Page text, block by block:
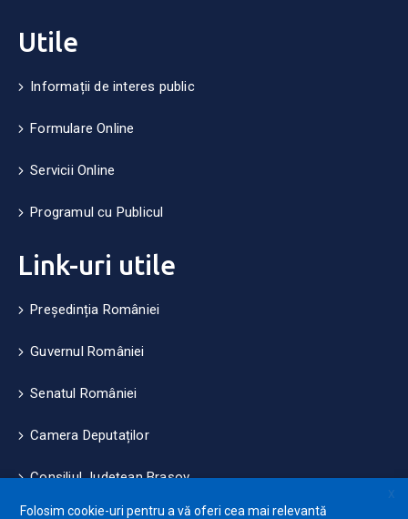
Utile
Informații de interes public
Formulare Online
Servicii Online
Programul cu Publicul
Link-uri utile
Președinția României
Guvernul României
Senatul României
Camera Deputaților
Consiliul Județean Brașov
X
Folosim cookie-uri pentru a vă oferi cea mai relevantă